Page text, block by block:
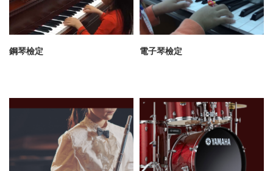
鋼琴檢定 電子琴檢定